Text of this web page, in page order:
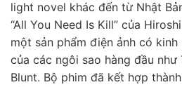
light novel khác đến từ Nhật
“All You Need Is Kill” của
một sản phẩm điện ảnh có
của các ngôi sao hàng đầu như
Blunt. Bộ phim đã kết hợp